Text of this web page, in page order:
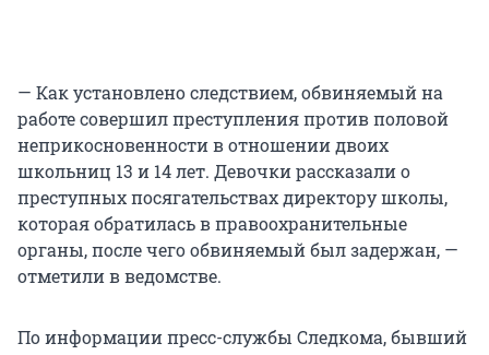
— Как установлено следствием, обвиняемый на
работе совершил преступления против половой
неприкосновенности в отношении двоих
школьниц 13 и 14 лет. Девочки рассказали о
преступных посягательствах директору школы,
которая обратилась в правоохранительные
органы, после чего обвиняемый был задержан, —
отметили в ведомстве.
По информации пресс-службы Следкома, бывший